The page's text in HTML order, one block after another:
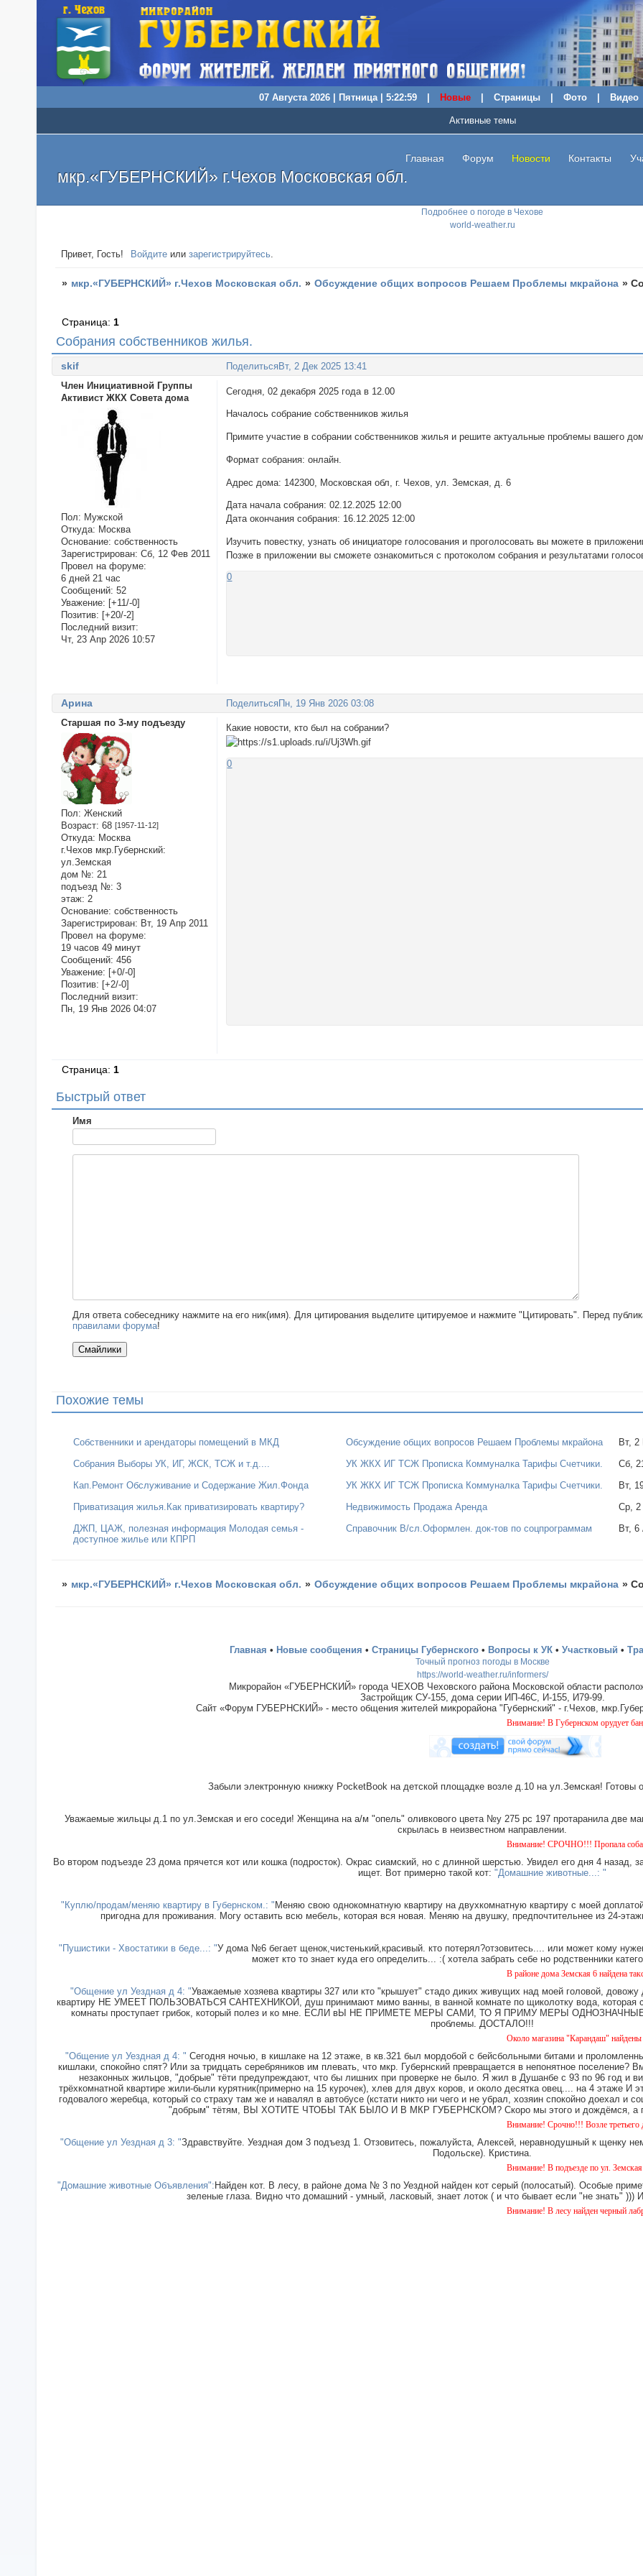
07 Августа 2026 | Пятница | 5:23:00 Новые Страницы Фото Видео
Подробнее о погоде в Чехове
world-weather.ru
мкр.«ГУБЕРНСКИЙ» г.Чехов Московская обл.
Главная Форум Новости Контакты
Активные темы
Привет, Гость! Войдите илизарегистрируйтесь.
» мкр.«ГУБЕРНСКИЙ» г.Чехов Московская обл. » Обсуждение общих вопросов Решаем Проблемы мкрайона »
Собрания собственников жилья.
Страница: 1
Поделиться Вт, 2 Дек 2025 13:41
skif
Член Инициативной Группы
Активист ЖКХ Совета дома
Пол: Мужской
Откуда: Москва
Основание: собственность
Зарегистрирован: Сб, 12 Фев 2011
Провел на форуме:
6 дней 21 час
Сообщений: 52
Уважение: [+11/-0]
Позитив: [+20/-2]
Последний визит:
Чт, 23 Апр 2026 10:57
Сегодня, 02 декабря 2025 года в 12.00
Началось собрание собственников жилья
Примите участие в собрании собственников жилья и решите актуальные проблемы вашего
Формат собрания: онлайн.
Адрес дома: 142300, Московская обл, г. Чехов, ул. Земская, д. 6
Дата начала собрания: 02.12.2025 12:00
Дата окончания собрания: 16.12.2025 12:00
Изучить повестку, узнать об инициаторе голосования и проголосовать вы можете в
Позже в приложении вы сможете ознакомиться с протоколом собрания и результатами
0
Поделиться Пн, 19 Янв 2026 03:08
Арина
Старшая по 3-му подъезду
Пол: Женский
Возраст: 68 [1957-11-12]
Откуда: Москва
г.Чехов мкр.Губернский:
ул.Земская
дом №: 21
подъезд №: 3
этаж: 2
Основание: собственность
Зарегистрирован: Вт, 19 Апр 2011
Провел на форуме:
19 часов 49 минут
Сообщений: 456
Уважение: [+0/-0]
Позитив: [+2/-0]
Последний визит:
Пн, 19 Янв 2026 04:07
Какие новости, кто был на собрании?
0
Страница:1
Быстрый ответ
Имя
Для ответа собеседнику нажмите на его ник(имя). Для цитирования выделите цитируемое и нажмите "Цитировать". Перед
правилами форума!
Похожие темы
Собственники и арендаторы помещений в МКД Обсуждение общих вопросов Решаем Проблемы мкрайона
Вт, 2
Собрания Выборы УК, ИГ, ЖСК, ТСЖ и т.д....
УК ЖКХ ИГ ТСЖ Прописка Коммуналка Тарифы Счетчики.
Сб,
Кап.Ремонт Обслуживание и Содержание Жил.Фонда
УК ЖКХ ИГ ТСЖ Прописка Коммуналка Тарифы Счетчики.
Вт,
Приватизация жилья.Как приватизировать квартиру?
Недвижимость Продажа Аренда
Ср, 2
ДЖП, ЦАЖ, полезная информация Молодая семья -
доступное жилье или КПРП
Справочник В/сл.Оформлен. док-тов по соцпрограммам Вт, 6
» мкр.«ГУБЕРНСКИЙ» г.Чехов Московская обл. » Обсуждение общих вопросов Решаем Проблемы мкрайона »
Главная • Новые сообщения • Страницы Губернского • Вопросы к УК • Участковый •
Точный прогноз погоды в Москве
https://world-weather.ru/informers/
Микрорайон «ГУБЕРНСКИЙ» города ЧЕХОВ Чеховского района Московской области
Застройщик СУ-155, дома серии ИП-46С, И-155, И79-99.
Сайт «Форум ГУБЕРНСКИЙ» - место общения жителей микрорайона "Губернский" - г.Чехов,
Внимание! В Губернском орудует банда
Забыли электронную книжку PocketBook на детской площадке возле д.10 на ул.Земская! Готовы
Уважаемые жильцы д.1 по ул.Земская и его соседи! Женщина на а/м "опель" оливкового цвета №у 275 рс 197 протаранила две
скрылась в неизвестном направлении.
Внимание! СРОЧНО!!! Пропала собака чёрная с
Во втором подъезде 23 дома прячется кот или кошка (подросток). Окрас сиамский, но с длинной шерстью. Увидел его дня 4 назад,
ищет. Вот примерно такой кот: "Домашние животные...: "
"Куплю/продам/меняю квартиру в Губернском.: " Меняю свою однокомнатную квартиру на двухкомнатную квартиру с моей
пригодна для проживания. Могу оставить всю мебель, которая вся новая. Меняю на двушку, предпочтительнее из 24-
"Пушистики - Хвостатики в беде...: "У дома №6 бегает щенок,чистенький,красивый. кто потерял?отзовитесь.... или может кому
может кто то знает куда его определить... :( хотела забрать себе но родственники
В районе дома Земская 6 найдена такса,
"Общение ул Уездная д 4: "Уважаемые хозяева квартиры 327 или кто "крышует" стадо диких живущих над моей головой,
квартиру НЕ УМЕЕТ ПОЛЬЗОВАТЬСЯ САНТЕХНИКОЙ, душ принимают мимо ванны, в ванной комнате по щиколотку вода, которая
комнаты проступает грибок, который полез и ко мне. ЕСЛИ вЫ НЕ ПРИМЕТЕ МЕРЫ САМИ, ТО Я ПРИМУ МЕРЫ ОДНОЗНАЧНЫЕ.
проблемы. ДОСТАЛО!!!
Около магазина "Карандаш" найдены часы
"Общение ул Уездная д 4: " Сегодня ночью, в кишлаке на 12 этаже, в кв.321 был мордобой с бейсбольными битами и
кишлаки, спокойно спят? Или за тридцать серебряников им плевать, что мкр. Губернский превращается в непонятное поселение?
незаконных жильцов, "добрые" тёти предупреждают, что бы лишних при проверке не было. Я жил в Душанбе с 93 по 96 год и
трёхкомнатной квартире жили-были курятник(примерно на 15 курочек), хлев для двух коров, и около десятка овец.... на 4 этаже
годовалого жеребца, который со страху там же и навалял в автобусе (кстати никто ни чего и не убрал, хозяин спокойно доехал
"добрым" тётям, ВЫ ХОТИТЕ ЧТОБЫ ТАК БЫЛО И В МКР ГУБЕРНСКОМ? Скоро мы этого и дождёмся, а
Внимание! Срочно!!! Возле третьего дома на
"Общение ул Уездная д 3: "Здравствуйте. Уездная дом 3 подъезд 1. Отзовитесь, пожалуйста, Алексей, неравнодушный к щенку
Подольске). Кристина.
Внимание! В подъезде по ул. Земская 5 уже
"Домашние животные Объявления": Найден кот. В лесу, в районе дома № 3 по Уездной найден кот серый (полосатый). Особые
зеленые глаза. Видно что домашний - умный, ласковый, знает лоток ( и что бывает если "не знать" )))
Внимание! В лесу найден черный лабрадор.